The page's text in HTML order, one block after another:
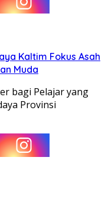
Kaltim Fokus Asah
Muda
bagi Pelajar yang
Provinsi